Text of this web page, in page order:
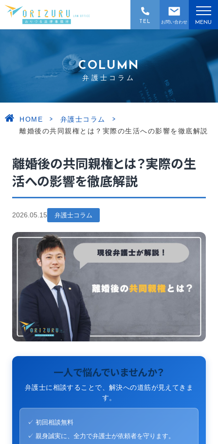
お問い合わせ
TEL MENU
COLUMN
弁護士コラム
HOME > 弁護士コラム >
離婚後の共同親権とは？実際の生活への影響を徹底解説
離婚後の共同親権とは？実際の生
活への影響を徹底解説
2026.05.15 弁護士コラム
一人で悩んでいませんか？
弁護士に相談することで、解決への道筋が見えてきま
す。
✓ 初回相談無料
✓ 親身誠実に、全力で弁護士が依頼者を守ります。